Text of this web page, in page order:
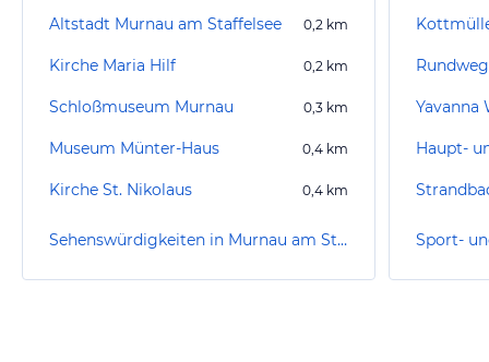
Altstadt Murnau am Staffelsee 0,2 km
Kirche Maria Hilf 0,2 km
Schloßmuseum Murnau 0,3 km
Museum Münter-Haus 0,4 km
Kirche St. Nikolaus 0,4 km
Sehenswürdigkeiten in Murnau am Staffelsee